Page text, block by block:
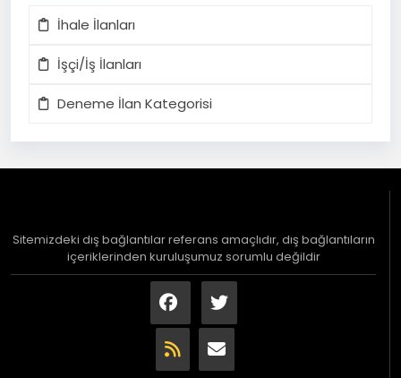
İhale İlanları
İşçi/İş İlanları
Deneme İlan Kategorisi
Sitemizdeki dış bağlantılar referans amaçlıdır, dış bağlantıların
içeriklerinden kuruluşumuz sorumlu değildir